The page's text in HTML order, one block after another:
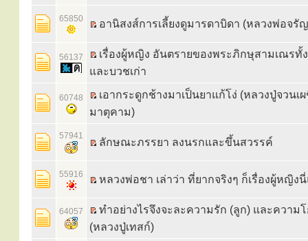
65850 อานิสงส์การเลี้ยงดูมารดาบิดา (หลวงพ่อจรั
56137
เรื่องผู้หญิง อันตรายของพระภิกษุสามเณรทั้
และบวชเก่า
60748
เอากระดูกช้างมาเป็นยาแก้โง่ (หลวงปู่จวนเ
มาตุคาม)
57941
ลักษณะภรรยา ลงนรกและขึ้นสวรรค์
55916 หลวงพ่อชา เล่าว่า ที่ยากจริงๆ ก็เรื่องผู้หญิง
64057
ทำอย่างไรจึงจะละความรัก (ลูก) และความ
(หลวงปู่เทสก์)